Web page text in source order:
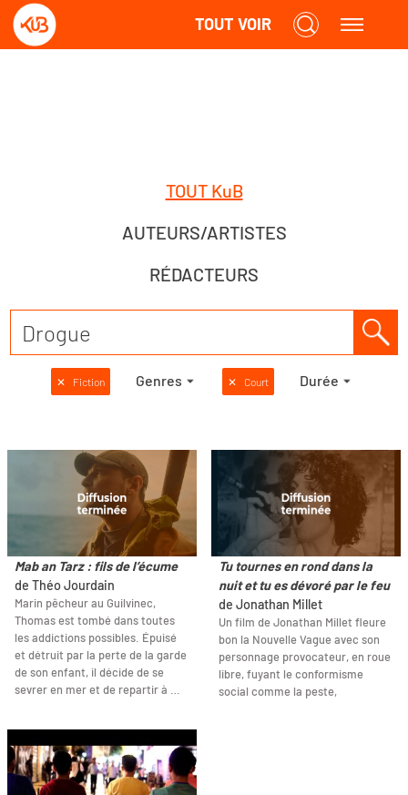
TOUT VOIR
TOUT KuB
AUTEURS/ARTISTES
RÉDACTEURS
✕ Fiction Genres ✕ Court Durée
Mab an Tarz : fils de l’écume
de Théo Jourdain
Marin pêcheur au Guilvinec,
Thomas est tombé dans toutes
les addictions possibles. Épuisé
et détruit par la perte de la garde
de son enfant, il décide de se
sevrer en mer et de repartir à …
Tu tournes en rond dans la
nuit et tu es dévoré par le feu
de Jonathan Millet
Un film de Jonathan Millet fleure
bon la Nouvelle Vague avec son
personnage provocateur, en roue
libre, fuyant le conformisme
social comme la peste,